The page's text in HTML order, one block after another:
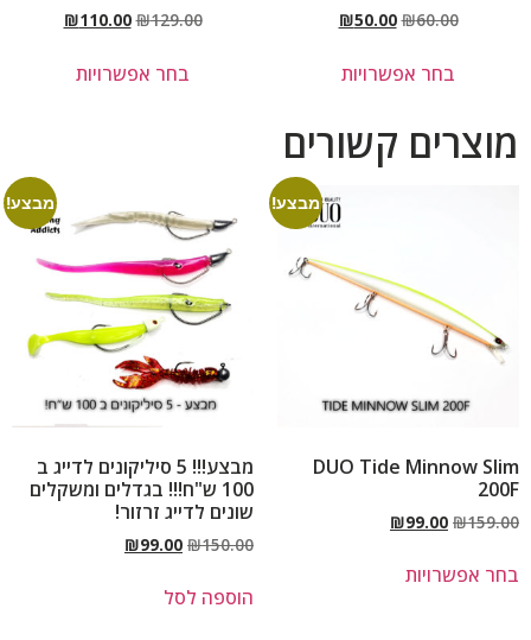
₪60.00
₪50.00
בחר אפשרויות
₪129.00
₪110.00
בחר אפשרויות
מוצרים קשורים
מבצע!
DUO Tide Minnow Slim
200F
₪159.00
₪99.00
בחר אפשרויות
מבצע!
מבצע!!! 5 סיליקונים לדייג ב
100 ש"ח!!! בגדלים ומשקלים
שונים לדייג זרזור!
₪150.00
₪99.00
הוספה לסל